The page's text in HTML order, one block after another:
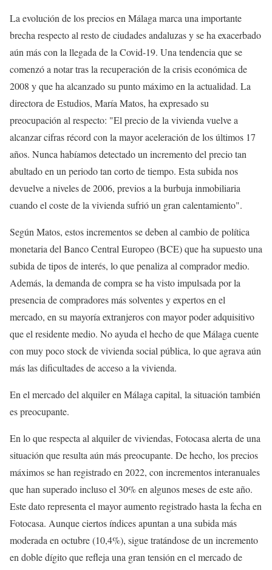
La evolución de los precios en Málaga marca una importante
brecha respecto al resto de ciudades andaluzas y se ha exacerbado
aún más con la llegada de la Covid-19. Una tendencia que se
comenzó a notar tras la recuperación de la crisis económica de
2008 y que ha alcanzado su punto máximo en la actualidad. La
directora de Estudios, María Matos, ha expresado su
preocupación al respecto: "El precio de la vivienda vuelve a
alcanzar cifras récord con la mayor aceleración de los últimos 17
años. Nunca habíamos detectado un incremento del precio tan
abultado en un periodo tan corto de tiempo. Esta subida nos
devuelve a niveles de 2006, previos a la burbuja inmobiliaria
cuando el coste de la vivienda sufrió un gran calentamiento".
Según Matos, estos incrementos se deben al cambio de política
monetaria del Banco Central Europeo (BCE) que ha supuesto una
subida de tipos de interés, lo que penaliza al comprador medio.
Además, la demanda de compra se ha visto impulsada por la
presencia de compradores más solventes y expertos en el
mercado, en su mayoría extranjeros con mayor poder adquisitivo
que el residente medio. No ayuda el hecho de que Málaga cuente
con muy poco stock de vivienda social pública, lo que agrava aún
más las dificultades de acceso a la vivienda.
En el mercado del alquiler en Málaga capital, la situación también
es preocupante.
En lo que respecta al alquiler de viviendas, Fotocasa alerta de una
situación que resulta aún más preocupante. De hecho, los precios
máximos se han registrado en 2022, con incrementos interanuales
que han superado incluso el 30% en algunos meses de este año.
Este dato representa el mayor aumento registrado hasta la fecha en
Fotocasa. Aunque ciertos índices apuntan a una subida más
moderada en octubre (10,4%), sigue tratándose de un incremento
en doble dígito que refleja una gran tensión en el mercado de